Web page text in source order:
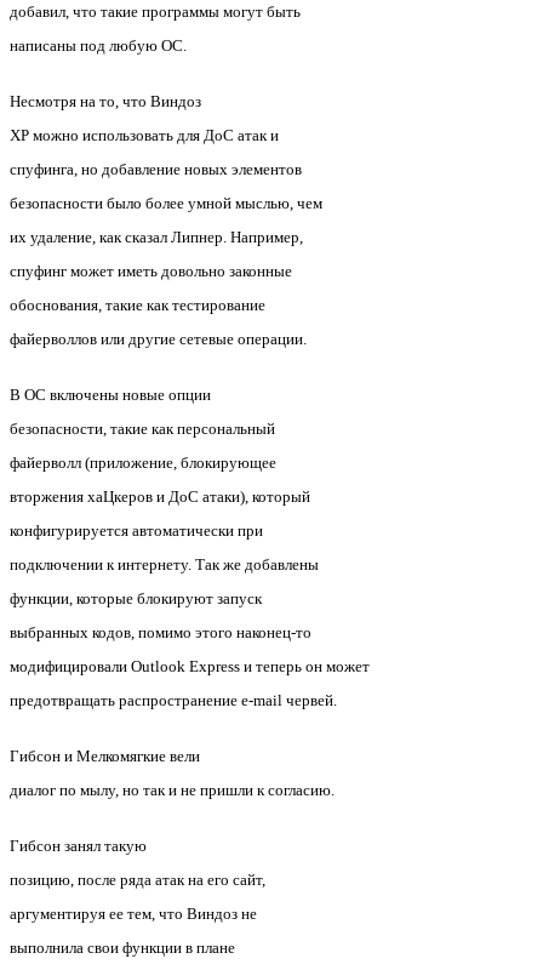
добавил, что такие программы могут быть
написаны под любую ОС.
Несмотря на то, что Виндоз
ХР можно использовать для ДоС атак и
спуфинга, но добавление новых элементов
безопасности было более умной мыслью, чем
их удаление, как сказал Липнер. Например,
спуфинг может иметь довольно законные
обоснования, такие как тестирование
файерволлов или другие сетевые операции.
В ОС включены новые опции
безопасности, такие как персональный
файерволл (приложение, блокирующее
вторжения хаЦкеров и ДоС атаки), который
конфигурируется автоматически при
подключении к интернету. Так же добавлены
функции, которые блокируют запуск
выбранных кодов, помимо этого наконец-то
модифицировали Outlook Express и теперь он может
предотвращать распространение e-mail червей.
Гибсон и Мелкомягкие вели
диалог по мылу, но так и не пришли к согласию.
Гибсон занял такую
позицию, после ряда атак на его сайт,
аргументируя ее тем, что Виндоз не
выполнила свои функции в плане